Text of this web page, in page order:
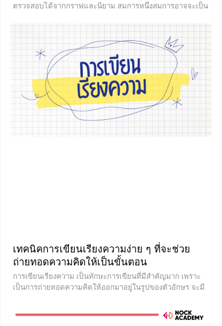
ตรวจสอบได้จากกราฟและนิยาม สมการหนึ่งสมการอาจจะเป็น
สมการ บทนิยาม ให้ f เป็นฟังก์ชันที่ส่งจากโดเมนของฟังก์ชันไป
ยังจำนวนจริง โดยที่ A เป็นสับเซตของจำนวนจริง และ A เป็น
สับเซตของโดเมน จะบอกว่า f เป็นฟังก์ชันเพิ่มบนเซตเซต A ก็
ต่อเมื่อ สำหรับ และ ใดๆใน A ถ้า <
เทคนิคการเขียนเรียงความง่าย ๆ ที่จะช่วย
ถ่ายทอดความคิดให้เป็นขั้นตอน
การเขียนเรียงความ เป็นทักษะการเขียนที่มีสำคัญมาก เพราะ
เป็นการถ่ายทอดความคิดให้ออกมาอยู่ในรูปของตัวอักษร จะมี
ความเข้าใจถึงวิธีการเขียนเรียงมากขึ้น จะเป็นอย่างไรนั้น ไป
เรียนรู้พร้อมกันเลยค่ะ เรียงความ เป็นทักษะการเขียนที่